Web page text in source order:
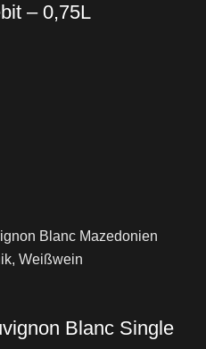
– 0,75L
Blanc Single